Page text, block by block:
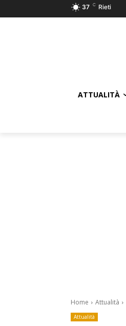
37 C Rieti
ATTUALITÀ
Home Attualità
Attualità